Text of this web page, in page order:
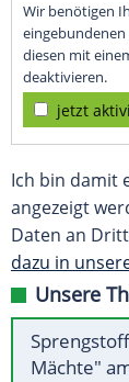
Wir benötigen
eingebundenen
diesen mit
deaktivieren.
jetzt
Ich bin damit
angezeigt
Daten an
dazu in
Unsere
Mächte"